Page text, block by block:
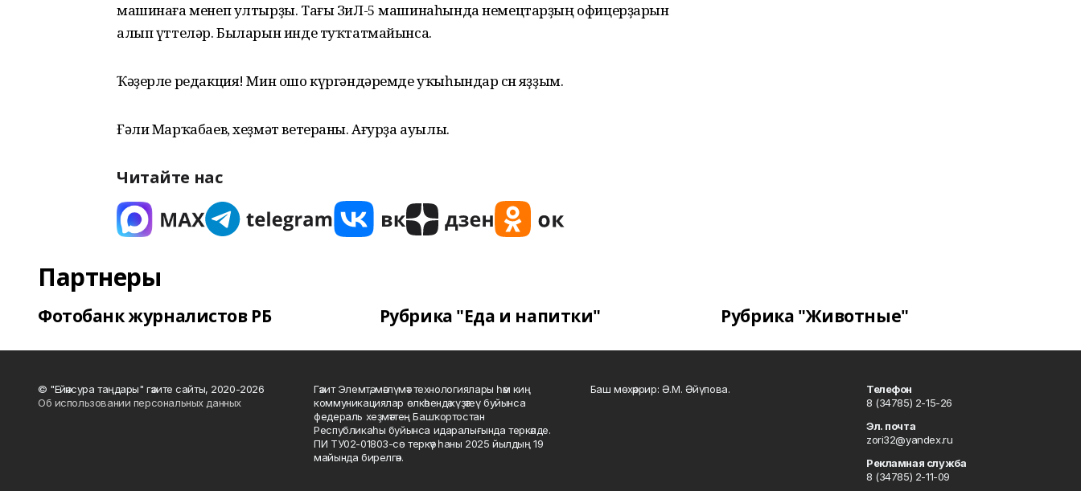
машинаға менеп ултырҙы. Тағы ЗиЛ-5 машинаһында немецтарҙың офицерҙарын
алып үттеләр. Быларын инде туҡтатмайынса.
Ҡәҙерле редакция! Мин ошо күргәндәремде уҡыһындар өсөн яҙҙым.
Ғәли Марҡабаев, хеҙмәт ветераны. Ағурҙа ауылы.
Читайте нас
Партнеры
Фотобанк журналистов РБ Рубрика "Еда и напитки" Рубрика "Животные"
© "Ейәнсура таңдары" гәзите сайты, 2020-2026
Об использовании персональных данных
Гәзит Элемтә, мәғлүмәт технологиялары һәм киң
коммуникациялар өлкәһендә күҙәтеү буйынса
федераль хеҙмәттең Башҡортостан
Республикаһы буйынса идаралығында теркәлде.
ПИ ТУ02-01803-сө теркәү һаны 2025 йылдың 19
майында бирелгән.
Баш мөхәррир: Ә.М. Әйүпова.
Телефон
8 (34785) 2-15-26
Эл. почта
zori32@yandex.ru
Рекламная служба
8 (34785) 2-11-09